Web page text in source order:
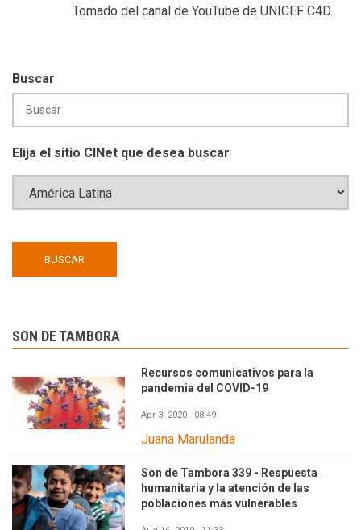
Tomado del canal de YouTube de UNICEF C4D.
Buscar
Elija el sitio CINet que desea buscar
SON DE TAMBORA
Recursos comunicativos para la
pandemia del COVID-19
Apr 3, 2020 - 08:49
Juana Marulanda
Son de Tambora 339 - Respuesta
humanitaria y la atención de las
poblaciones más vulnerables